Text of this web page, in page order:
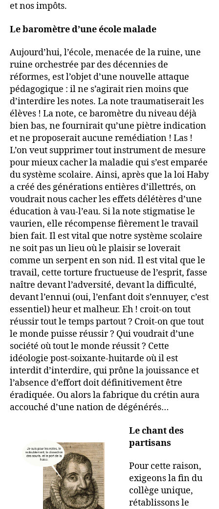
et nos impôts.
Le baromètre d’une école malade
Aujourd’hui, l’école, menacée de la ruine, une
ruine orchestrée par des décennies de
réformes, est l’objet d’une nouvelle attaque
pédagogique : il ne s’agirait rien moins que
d’interdire les notes. La note traumatiserait les
élèves ! La note, ce baromètre du niveau déjà
bien bas, ne fournirait qu’une piètre indication
et ne proposerait aucune remédiation ! Las !
L’on veut supprimer tout instrument de mesure
pour mieux cacher la maladie qui s’est emparée
du système scolaire. Ainsi, après que la loi Haby
a créé des générations entières d’illettrés, on
voudrait nous cacher les effets délétères d’une
éducation à vau-l’eau. Si la note stigmatise le
vaurien, elle récompense fièrement le travail
bien fait. Il est vital que notre système scolaire
ne soit pas un lieu où le plaisir se loverait
comme un serpent en son nid. Il est vital que le
travail, cette torture fructueuse de l’esprit, fasse
naître devant l’adversité, devant la difficulté,
devant l’ennui (oui, l’enfant doit s’ennuyer, c’est
essentiel) heur et malheur. Eh ! croit-on tout
réussir tout le temps partout ? Croit-on que tout
le monde puisse réussir ? Qui voudrait d’une
société où tout le monde réussit ? Cette
idéologie post-soixante-huitarde où il est
interdit d’interdire, qui prône la jouissance et
l’absence d’effort doit définitivement être
éradiquée. Ou alors la fabrique du crétin aura
accouché d’une nation de dégénérés…
Le chant des
partisans
Pour cette raison,
exigeons la fin du
collège unique,
rétablissons le